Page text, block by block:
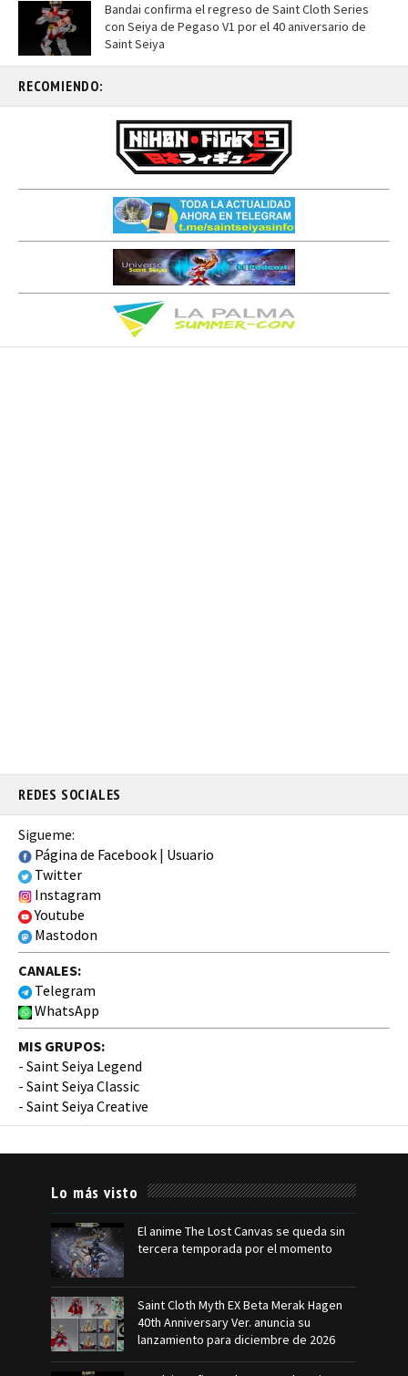
Bandai confirma el regreso de Saint Cloth Series
con Seiya de Pegaso V1 por el 40 aniversario de
Saint Seiya
RECOMIENDO:
REDES SOCIALES
Sigueme:
Página de Facebook | Usuario
Twitter
Instagram
Youtube
Mastodon
CANALES:
Telegram
WhatsApp
MIS GRUPOS:
- Saint Seiya Legend
- Saint Seiya Classic
- Saint Seiya Creative
Lo más visto
El anime The Lost Canvas se queda sin
tercera temporada por el momento
Saint Cloth Myth EX Beta Merak Hagen
40th Anniversary Ver. anuncia su
lanzamiento para diciembre de 2026